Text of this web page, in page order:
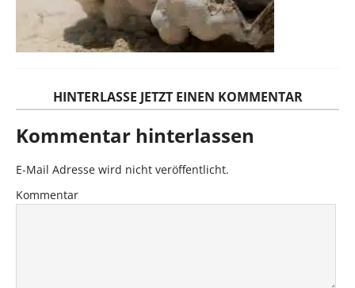
HINTERLASSE JETZT EINEN KOMMENTAR
Kommentar hinterlassen
E-Mail Adresse wird nicht veröffentlicht.
Kommentar